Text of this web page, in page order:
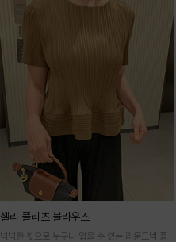
셀리 플리츠 블라우스
넉넉한 핏으로 누구나 입을 수 있는 라운드넥 플